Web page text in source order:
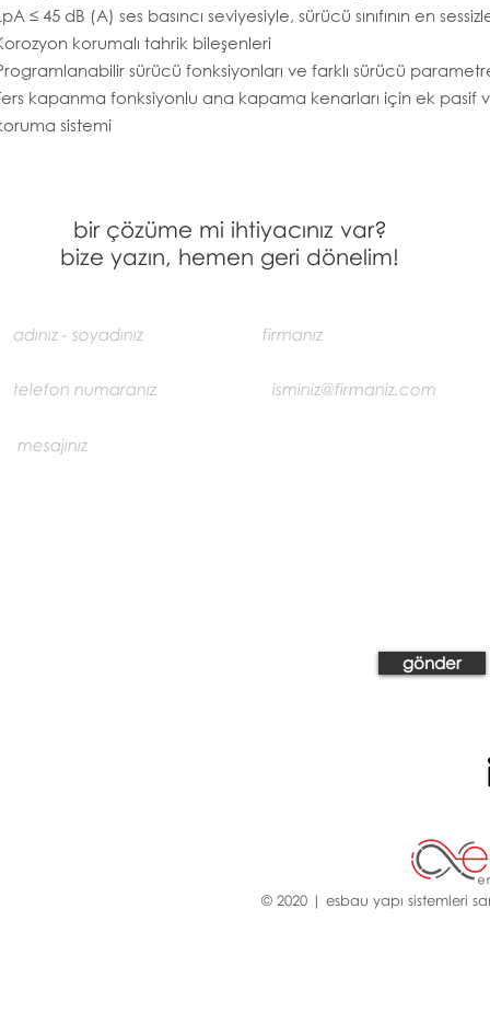
≤ 45 dB (A) ses basıncı seviyesiyle, sürücü sınıfının en
korumalı tahrik bileşenleri
sürücü fonksiyonları ve farklı sürücü
kapanma fonksiyonlu ana kapama kenarları için ek pasif
sistemi
bir çözüme mi ihtiyacınız var?
bize yazın, hemen geri dönelim!
gönder
© 2020 | esbau yapı sistemleri